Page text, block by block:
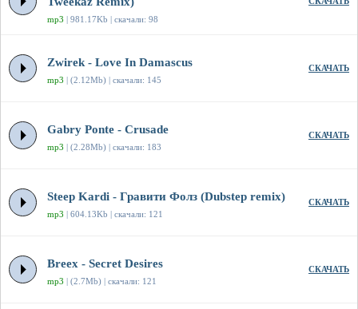
mp3 | 981.17Kb | скачали: 98
Zwirek - Love In Damascus
mp3 | (2.12Mb) | скачали: 145
СКАЧАТЬ
Gabry Ponte - Crusade
mp3 | (2.28Mb) | скачали: 183
СКАЧАТЬ
Steep Kardi - Гравити Фолз (Dubstep remix)
mp3 | 604.13Kb | скачали: 121
СКАЧАТЬ
Breex - Secret Desires
mp3 | (2.7Mb) | скачали: 121
СКАЧАТЬ